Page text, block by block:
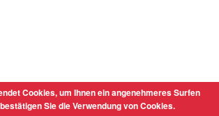
Cookies, um Ihnen ein angenehmeres Surfen
Sie die Verwendung von Cookies.